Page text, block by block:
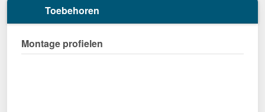
Toebehoren
Montage profielen